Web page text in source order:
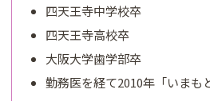
四天王寺中学校卒
四天王寺高校卒
大阪大学歯学部卒
勤務医を経て2010年「いまも